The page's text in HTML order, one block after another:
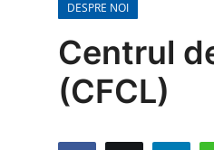
CENTRU DE INSTRUIRE
TESTARE AUTO
DESPRE NOI
Centrul
(CFCL)